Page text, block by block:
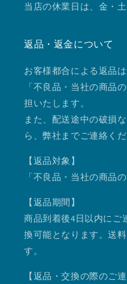
当店の休業日は、金・土
返品・返金について
お客様都合による返品
「不良品・当社の商品
担いたします。
また、配送途中の破損
ら、弊社までご連絡くだ
【返品対象】
「不良品・当社の商品
【返品期間】
商品到着後4日以内にご
換可能となります。送
す。
【返品・交換の際のご